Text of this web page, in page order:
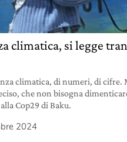
climatica, si legge
climatica, di numeri, di cifre.
che non bisogna
Cop29 di Baku.
2024